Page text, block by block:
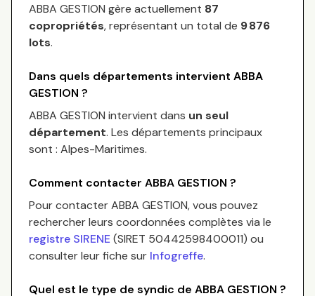
ABBA GESTION gère actuellement 87
copropriétés, représentant un total de 9 876
lots.
Dans quels départements intervient ABBA
GESTION ?
ABBA GESTION intervient dans un seul
département. Les départements principaux
sont : Alpes-Maritimes.
Comment contacter ABBA GESTION ?
Pour contacterABBA GESTION, vous pouvez
rechercher leurs coordonnées complètes via le
registre SIRENE (SIRET 50442598400011) ou
consulter leur fiche sur Infogreffe.
Quel est le type de syndic de ABBA GESTION ?